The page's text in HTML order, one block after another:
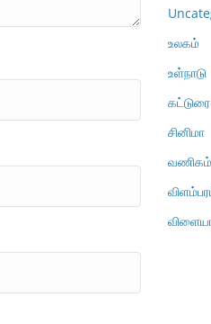
உலகம்
உள்நாடு
கட்டுரை
சினிமா
வணிகம்